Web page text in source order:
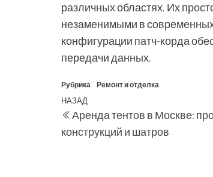
различных областях. Их
незаменимыми в
конфигурации патч-корда
передачи данных.
Рубрика Ремонт и отделка
Навигация
по
записям
Предыдущая
запись
НАЗАД
Аренда тентов в Москве:
конструкций и шатров